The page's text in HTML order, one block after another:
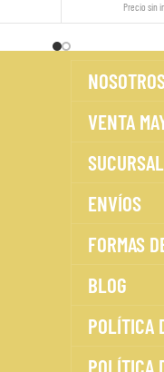
Precio sin
VENTA
ENVÍOS
FORMAS
BLOG
POLÍTICA
POLÍTICA